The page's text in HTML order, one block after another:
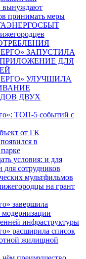
вынуждают
принимать меры
ЗАПУСТИЛА
ДЛЯ
УЛУЧШИЛА
ДВУХ
ТОП-5 событий с
от ГК
в
условия: и для
для сотрудников
мультфильмов
на грант
завершила
модернизации
инфраструктуры
расширила список
жилищной